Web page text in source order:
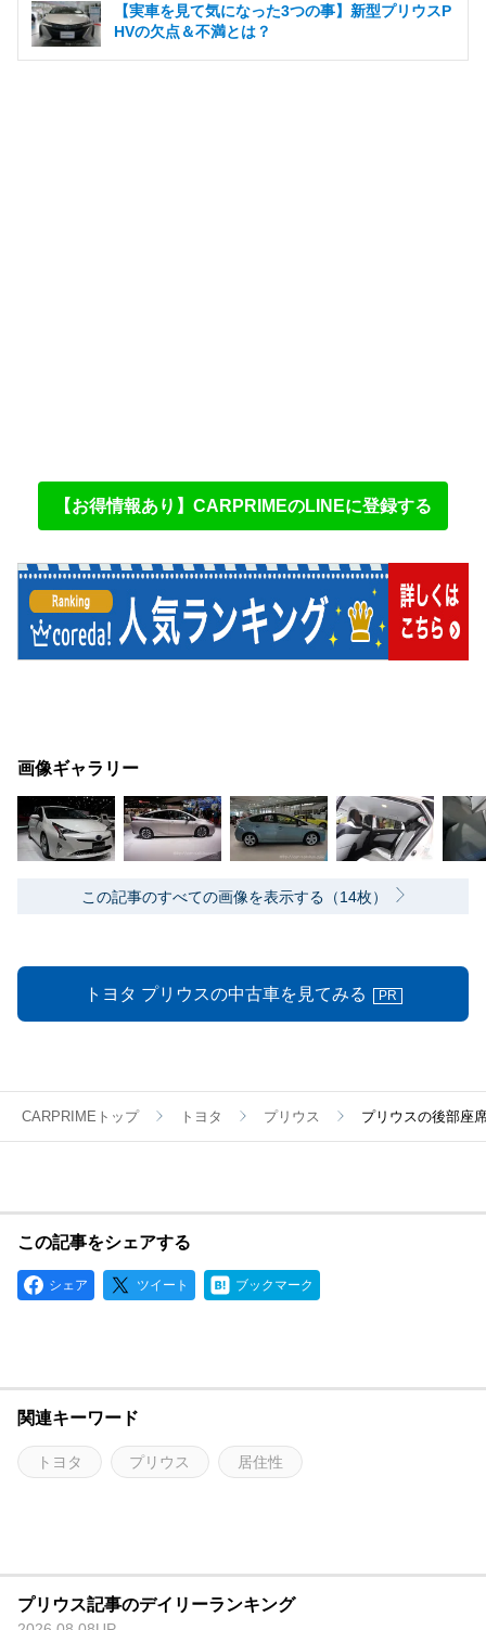
【実車を見て気になった3つの事】新型プリウスP
HVの欠点＆不満とは？
【お得情報あり】CARPRIMEのLINEに登録する
画像ギャラリー
この記事のすべての画像を表示する（14枚）
トヨタ プリウスの中古車を見てみる PR
CARPRIMEトップ トヨタ プリウス プリウスの後部座
この記事をシェアする
シェア ツイート ブックマーク
関連キーワード
トヨタ プリウス 居住性
プリウス記事のデイリーランキング